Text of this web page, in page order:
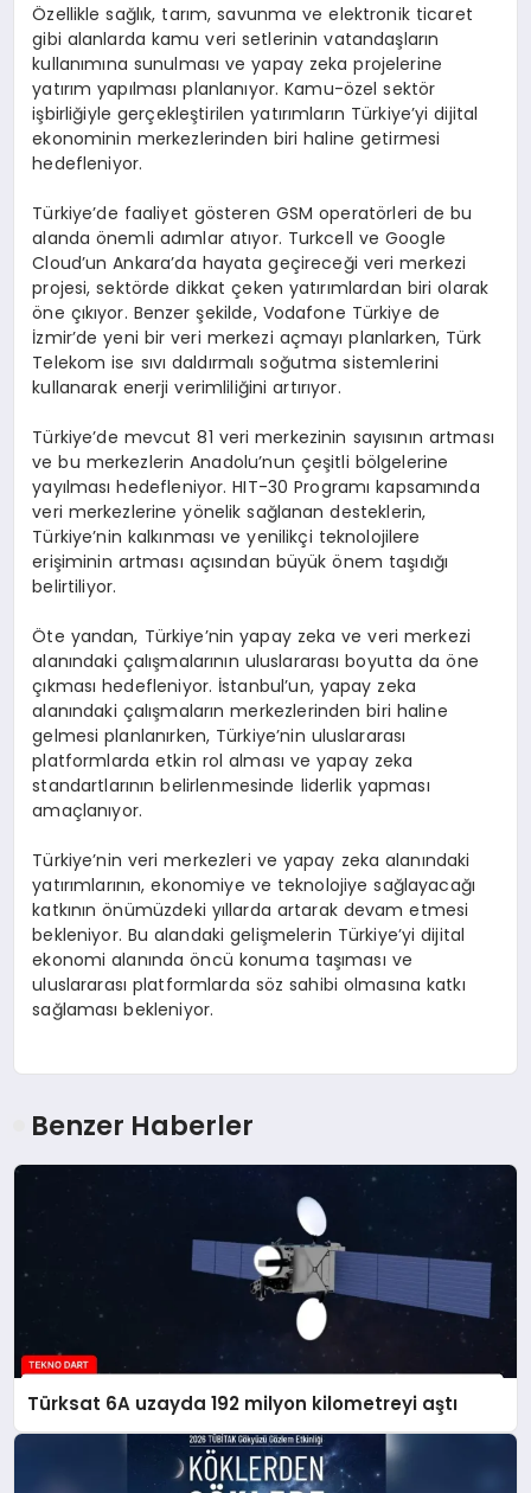
Özellikle sağlık, tarım, savunma ve elektronik ticaret
gibi alanlarda kamu veri setlerinin vatandaşların
kullanımına sunulması ve yapay zeka projelerine
yatırım yapılması planlanıyor. Kamu-özel sektör
işbirliğiyle gerçekleştirilen yatırımların Türkiye’yi dijital
ekonominin merkezlerinden biri haline getirmesi
hedefleniyor.
Türkiye’de faaliyet gösteren GSM operatörleri de bu
alanda önemli adımlar atıyor. Turkcell ve Google
Cloud’un Ankara’da hayata geçireceği veri merkezi
projesi, sektörde dikkat çeken yatırımlardan biri olarak
öne çıkıyor. Benzer şekilde, Vodafone Türkiye de
İzmir’de yeni bir veri merkezi açmayı planlarken, Türk
Telekom ise sıvı daldırmalı soğutma sistemlerini
kullanarak enerji verimliliğini artırıyor.
Türkiye’de mevcut 81 veri merkezinin sayısının artması
ve bu merkezlerin Anadolu’nun çeşitli bölgelerine
yayılması hedefleniyor. HIT-30 Programı kapsamında
veri merkezlerine yönelik sağlanan desteklerin,
Türkiye’nin kalkınması ve yenilikçi teknolojilere
erişiminin artması açısından büyük önem taşıdığı
belirtiliyor.
Öte yandan, Türkiye’nin yapay zeka ve veri merkezi
alanındaki çalışmalarının uluslararası boyutta da öne
çıkması hedefleniyor. İstanbul’un, yapay zeka
alanındaki çalışmaların merkezlerinden biri haline
gelmesi planlanırken, Türkiye’nin uluslararası
platformlarda etkin rol alması ve yapay zeka
standartlarının belirlenmesinde liderlik yapması
amaçlanıyor.
Türkiye’nin veri merkezleri ve yapay zeka alanındaki
yatırımlarının, ekonomiye ve teknolojiye sağlayacağı
katkının önümüzdeki yıllarda artarak devam etmesi
bekleniyor. Bu alandaki gelişmelerin Türkiye’yi dijital
ekonomi alanında öncü konuma taşıması ve
uluslararası platformlarda söz sahibi olmasına katkı
sağlaması bekleniyor.
Benzer Haberler
Türksat 6A uzayda 192 milyon kilometreyi aştı